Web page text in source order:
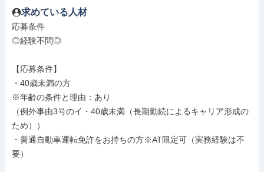
求めている人材
応募条件
◎経験不問◎
【応募条件】
・40歳未満の方
※年齢の条件と理由：あり
（例外事由3号のイ・40歳未満（長期勤続によるキャリア形成の
ため））
・普通自動車運転免許をお持ちの方※AT限定可（実務経験は不
要）